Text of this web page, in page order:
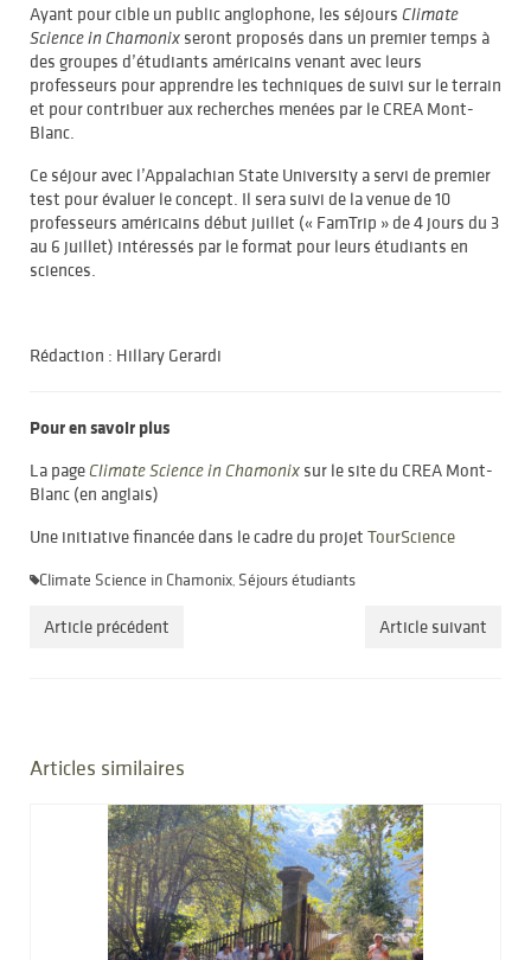
Ayant pour cible un public anglophone, les séjours Climate
Science in Chamonix seront proposés dans un premier temps à
des groupes d’étudiants américains venant avec leurs
professeurs pour apprendre les techniques de suivi sur le terrain
et pour contribuer aux recherches menées par le CREA Mont-
Blanc.
Ce séjour avec l’Appalachian State University a servi de premier
test pour évaluer le concept. Il sera suivi de la venue de 10
professeurs américains début juillet (« FamTrip » de 4 jours du 3
au 6 juillet) intéressés par le format pour leurs étudiants en
sciences.
Rédaction : Hillary Gerardi
Pour en savoir plus
La pageClimate Science in Chamonix sur le site du CREA Mont-
Blanc (en anglais)
Une initiative financée dans le cadre du projet TourScience
Climate Science in Chamonix, Séjours étudiants
Article précédent Article suivant
Articles similaires